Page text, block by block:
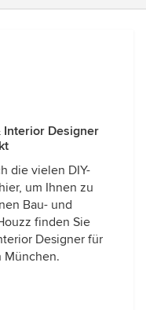
Interior Designer
die vielen DIY-
um Ihnen zu
Bau- und
finden Sie
Designer für
München.